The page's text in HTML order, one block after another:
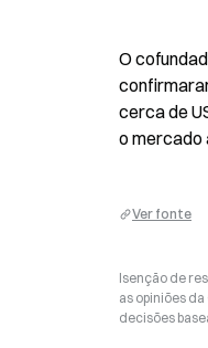
O
cerca de
o mercado
Ver fonte
Isenção de
as opiniões
decisões